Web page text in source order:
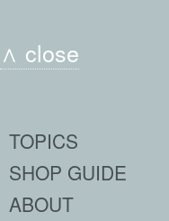
∧ close
TOPICS
SHOP GUIDE
ABOUT